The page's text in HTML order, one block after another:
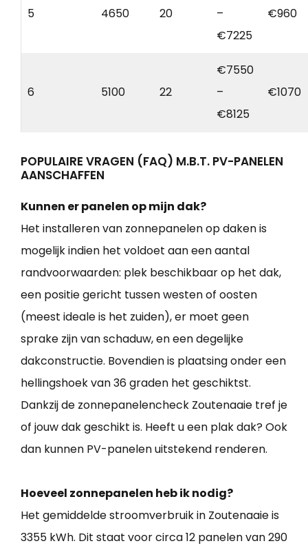
5 4650 20
–
€7225
€960
6 5100 22
€7550
–
€8125
€1070
POPULAIRE VRAGEN (FAQ) M.B.T. PV-PANELEN
AANSCHAFFEN
Kunnen er panelen op mijn dak?
Het installeren van zonnepanelen op daken is
mogelijk indien het voldoet aan een aantal
randvoorwaarden: plek beschikbaar op het dak,
een positie gericht tussen westen of oosten
(meest ideale is het zuiden), er moet geen
sprake zijn van schaduw, en een degelijke
dakconstructie. Bovendien is plaatsing onder een
hellingshoek van 36 graden het geschiktst.
Dankzij de zonnepanelencheck Zoutenaaie tref je
of jouw dak geschikt is. Heeft u een plak dak? Ook
dan kunnen PV-panelen uitstekend renderen.
Hoeveel zonnepanelen heb ik nodig?
Het gemiddelde stroomverbruik in Zoutenaaie is
3355 kWh. Dit staat voor circa 12 panelen van 290